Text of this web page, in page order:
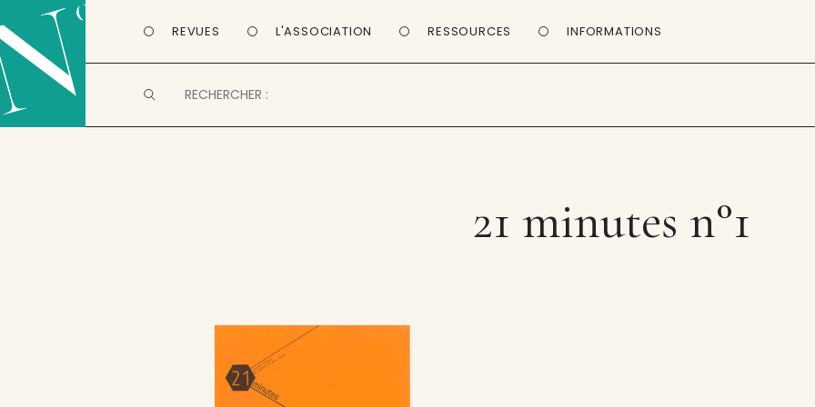
REVUES L'ASSOCIATION RESSOURCES INFORMATIONS
21 minutes n°1